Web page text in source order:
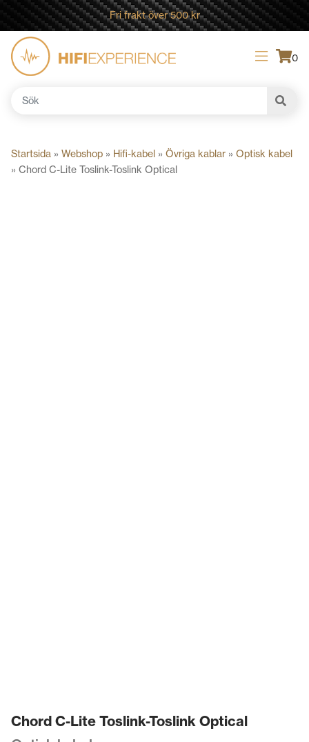
Fri frakt över 500 kr
0
Sök
Startsida » Webshop » Hifi-kabel » Övriga kablar » Optisk kabel
» Chord C-Lite Toslink-Toslink Optical
Chord C-Lite Toslink-Toslink Optical